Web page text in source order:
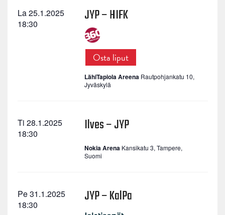
La 25.1.2025
18:30
JYP – HIFK
Osta liput
LähiTapiola Areena Rautpohjankatu 10,
Jyväskylä
Ti 28.1.2025
18:30
Ilves – JYP
Nokia Arena Kansikatu 3, Tampere,
Suomi
Pe 31.1.2025
18:30
JYP – KalPa